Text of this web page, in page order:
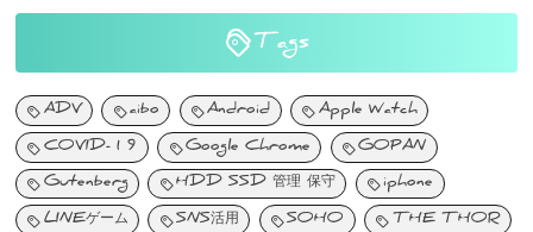
Tags
ADV aibo Android Apple Watch
COVID-19 Google Chrome GOPAN
Gutenberg HDD SSD 管理 保守 iphone
LINEゲーム SNS活用 SOHO THE THOR